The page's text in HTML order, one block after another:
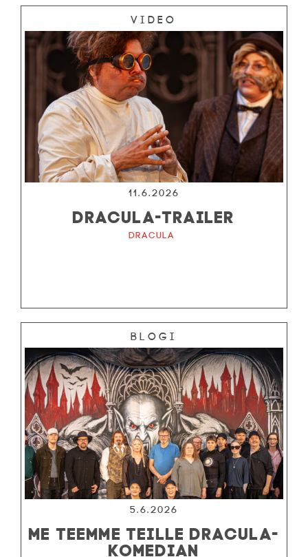
Video
11.6.2026
DRACULA-TRAILER
Dracula
Blogi
5.6.2026
ME TEEMME TEILLE DRACULA-
KOMEDIAN